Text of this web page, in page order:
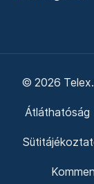
© 2026
Átláthatóság